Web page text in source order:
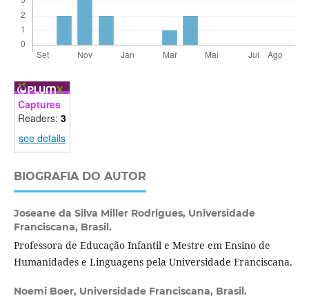
Captures
Readers: 3
see details
BIOGRAFIA DO AUTOR
Joseane da Silva Miller Rodrigues, Universidade
Franciscana, Brasil.
Professora de Educação Infantil e Mestre em Ensino de
Humanidades e Linguagens pela Universidade Franciscana.
Noemi Boer, Universidade Franciscana, Brasil.